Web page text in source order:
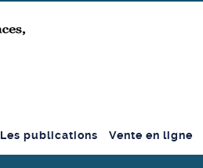
Les publications Vente en ligne